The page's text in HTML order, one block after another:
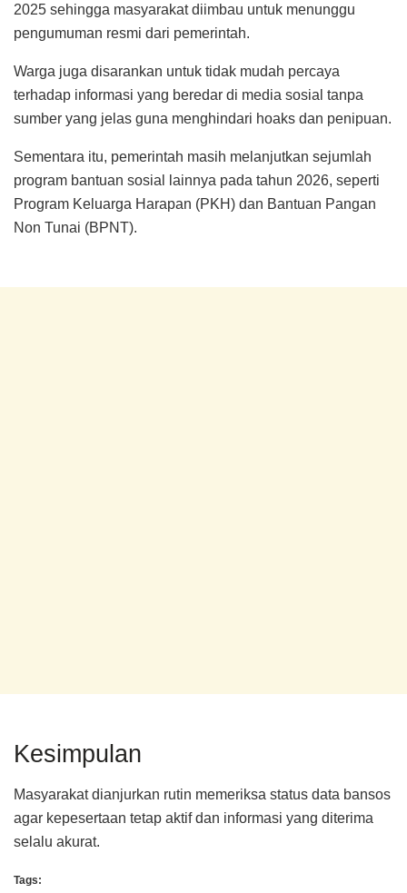
2025 sehingga masyarakat diimbau untuk menunggu
pengumuman resmi dari pemerintah.
Warga juga disarankan untuk tidak mudah percaya
terhadap informasi yang beredar di media sosial tanpa
sumber yang jelas guna menghindari hoaks dan penipuan.
Sementara itu, pemerintah masih melanjutkan sejumlah
program bantuan sosial lainnya pada tahun 2026, seperti
Program Keluarga Harapan (PKH) dan Bantuan Pangan
Non Tunai (BPNT).
Kesimpulan
Masyarakat dianjurkan rutin memeriksa status data bansos
agar kepesertaan tetap aktif dan informasi yang diterima
selalu akurat.
Tags: